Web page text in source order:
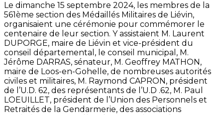
Le dimanche 15 septembre 2024, les membres de la
561ème section des Médaillés Militaires de Liévin,
organisaient une cérémonie pour commémorer le
centenaire de leur section. Y assistaient M. Laurent
DUPORGE, maire de Liévin et vice-président du
conseil départemental, le conseil municipal, M.
Jérôme DARRAS, sénateur, M. Geoffrey MATHON,
maire de Loos-en-Gohelle, de nombreuses autorités
civiles et militaires, M. Raymond CAPRON, président
de l’U.D. 62, des représentants de l’U.D .62, M. Paul
LOEUILLET, président de l’Union des Personnels et
Retraités de la Gendarmerie, des associations